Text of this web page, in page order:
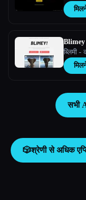
Blimey
ब्लिमी -
सभी
🎲श्रेणी से अधिक